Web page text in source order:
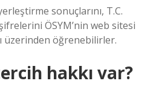
sonuçlarını, T.C.
ÖSYM’nin web sitesi
üzerinden öğrenebilirler.
hakkı var?